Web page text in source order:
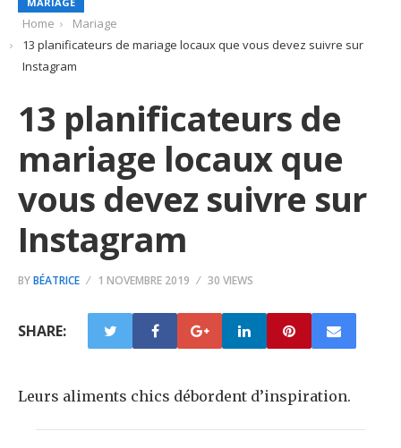
Home
Mariage
13 planificateurs de mariage locaux que vous devez suivre sur
Instagram
13 planificateurs de
mariage locaux que
vous devez suivre sur
Instagram
BYBÉATRICE 1 NOVEMBRE 2019 30 VIEWS
SHARE:
Leurs aliments chics débordent d’inspiration.